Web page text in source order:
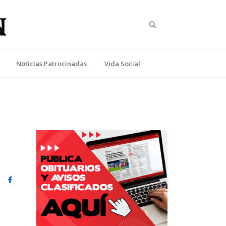
Noticias Patrocinadas Vida Social
Facebook